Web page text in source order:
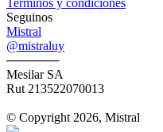
Terminos y condiciones
Seguinos
Mistral
@mistraluy
──────
Mesilar SA
Rut 213522070013
© Copyright 2026, Mistral